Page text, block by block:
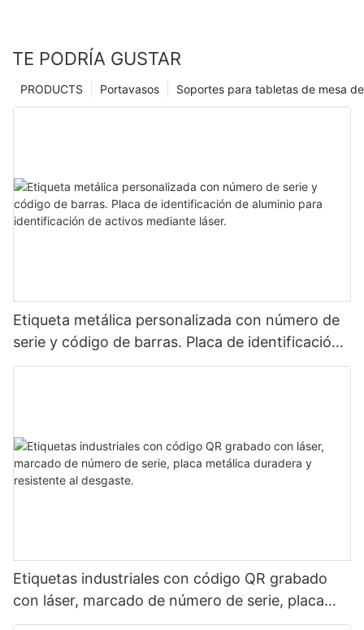
TE PODRÍA GUSTAR
Soportes para tabletas de mesa
Portavasos
PRODUCTS
Etiqueta metálica personalizada con número de
serie y código de barras. Placa de identificación
de aluminio para identificación de activos
Etiquetas industriales con código QR grabado
con láser, marcado de número de serie, placa
metálica duradera y resistente al desgaste.